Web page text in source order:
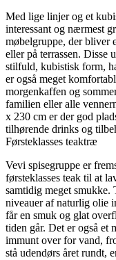
Med lige linjer og et
interessant og nærmest
møbelgruppe, der bliver
eller på terrassen. Disse
stilfuld, kubistisk form,
er også meget
morgenkaffen og
familien eller alle
x 230 cm er der god
tilhørende drinks og
Førsteklasses teaktræ
Vevi spisegruppe er
førsteklasses teak til at
samtidig meget smukke.
niveauer af naturlig olie
får en smuk og glat
tiden går. Det er også et
immunt over for vand,
stå udendørs året rundt,